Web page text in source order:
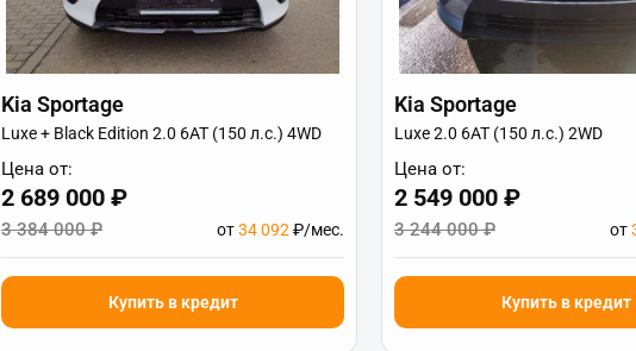
Kia Sportage
Luxe + Black Edition 2.0 6АТ (150 л.с.) 4WD
Цена от:
2 689 000 ₽
3 384 000 ₽ от34 092 ₽/мес.
Купить в кредит
Kia Sportage
Luxe 2.0 6АТ (150 л.с.) 2WD
Цена от:
2 549 000 ₽
3 244 000 ₽ от
Купить в кредит